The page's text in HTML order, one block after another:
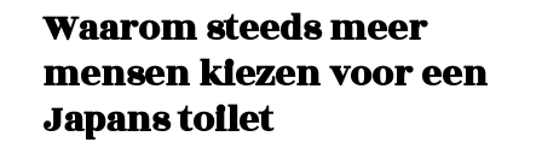
Waarom steeds meer
mensen kiezen voor een
Japans toilet